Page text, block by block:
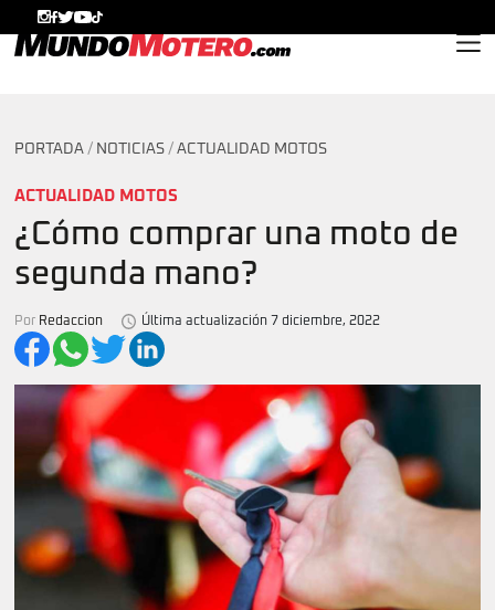
PORTADA / NOTICIAS / ACTUALIDAD MOTOS
ACTUALIDAD MOTOS
¿Cómo comprar una moto de
segunda mano?
Por Redaccion Última actualización 7 diciembre, 2022